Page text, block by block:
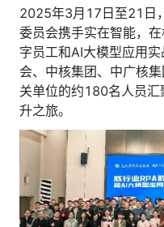
实在取数宝
一键提数整合，洞察更高效
医药行业
更多行业客户
统计税务 | 行政审批 | 基
烟草
资质审核 | 合同审核 | 一
制造业
订单生成 | 库存管控 | 物
司法
智能辅办 | 要素提取 |
人才数字化
人才培养 | 智能教具 | 智
财务
2025年3月17日至21日
委员会携手实在智能，
字员工和AI大模型应用
会、中核集团、中广核
关单位的约180名人员
升之旅。